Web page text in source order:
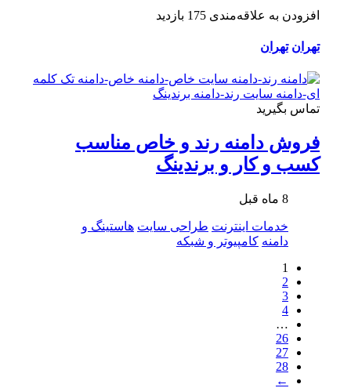
افزودن به علاقه‌مندی 175 بازدید
تهران تهران
تماس بگیرید
فروش دامنه رند و خاص مناسب
کسب و کار و برندینگ
8 ماه قبل
خدمات اینترنت طراحی سایت هاستینگ و
دامنه کامپیوتر و شبکه
1
2
3
4
…
26
27
28
←